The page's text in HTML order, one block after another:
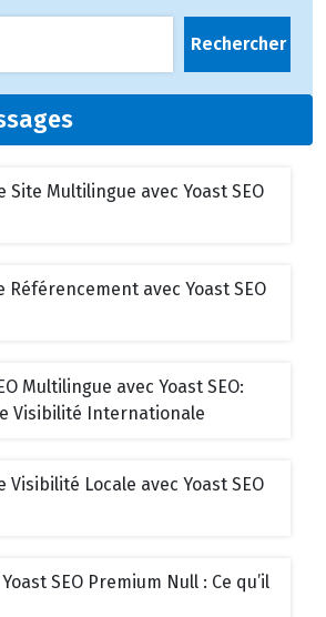
Rechercher
Site Multilingue avec Yoast SEO
Référencement avec Yoast SEO
Multilingue avec Yoast SEO:
Visibilité Internationale
Visibilité Locale avec Yoast SEO
SEO Premium Null : Ce qu’il